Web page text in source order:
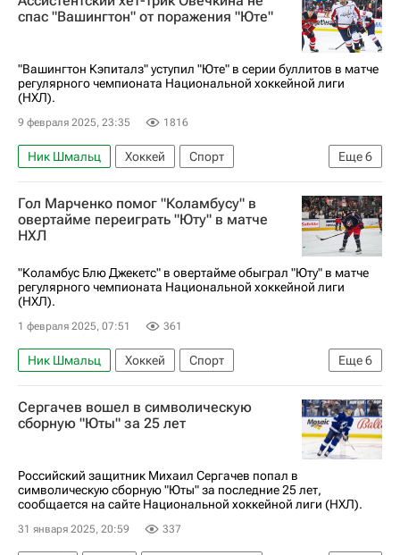
Национальная хоккейная лига (НХЛ)
Джон Марино
спас "Вашингтон" от поражения "Юте"
"Вашингтон Кэпиталз" уступил "Юте" в серии буллитов в матче
регулярного чемпионата Национальной хоккейной лиги
(НХЛ).
9 февраля 2025, 23:35 1816
Еще6
Ник Шмальц Хоккей
Спорт
Александр Овечкин
Михаил Сергачев
Юта Маммот
Вашингтон Кэпиталз
Капитан
Национальная хоккейная лига (НХЛ)
Гол Марченко помог "Коламбусу" в
овертайме переиграть "Юту" в матче
НХЛ
"Коламбус Блю Джекетс" в овертайме обыграл "Юту" в матче
регулярного чемпионата Национальной хоккейной лиги
(НХЛ).
1 февраля 2025, 07:51 361
Еще6
Ник Шмальц Хоккей
Спорт
Кирилл Марченко
Зак Веренски
Юта Маммот
Коламбус Блю Джекетс
Национальная хоккейная лига (НХЛ)
Сергачев вошел в символическую
сборную "Юты" за 25 лет
Российский защитник Михаил Сергачев попал в
символическую сборную "Юты" за последние 25 лет,
сообщается на сайте Национальной хоккейной лиги (НХЛ).
31 января 2025, 20:59 337